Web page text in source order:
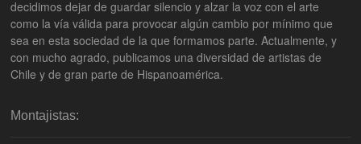
decidimos dejar de guardar silencio y alzar la voz con el arte
como la vía válida para provocar algún cambio por mínimo que
sea en esta sociedad de la que formamos parte. Actualmente, y
con mucho agrado, publicamos una diversidad de artistas de
Chile y de gran parte de Hispanoamérica.
Montajistas: